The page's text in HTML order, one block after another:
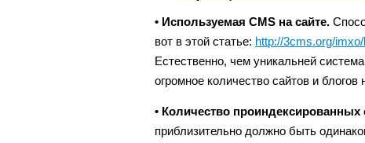
• Используемая CMS на сайте.
вот в этой статье: http://3cms.org/
Естественно, чем уникальней
огромное количество сайтов и
• Количество
приблизительно должно быть